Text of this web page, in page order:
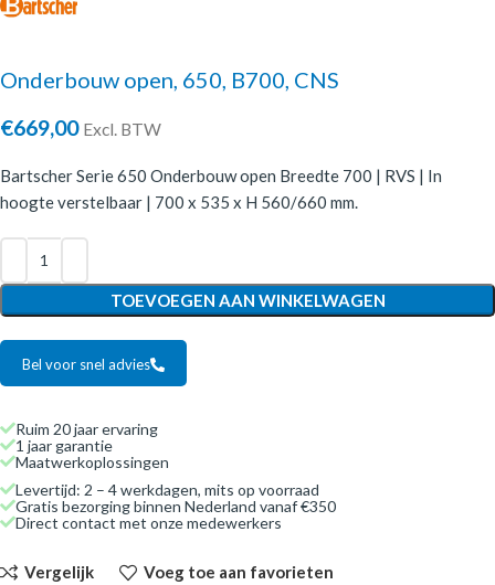
Onderbouw open, 650, B700, CNS
€669,00 Excl. BTW
Bartscher Serie 650 Onderbouw open Breedte 700 | RVS | In
hoogte verstelbaar | 700 x 535 x H 560/660 mm.
TOEVOEGEN AAN WINKELWAGEN
Bel voor snel advies
Ruim 20 jaar ervaring
1 jaar garantie
Maatwerkoplossingen
Levertijd: 2 – 4 werkdagen, mits op voorraad
Gratis bezorging binnen Nederland vanaf €350
Direct contact met onze medewerkers
Vergelijk Voeg toe aan favorieten